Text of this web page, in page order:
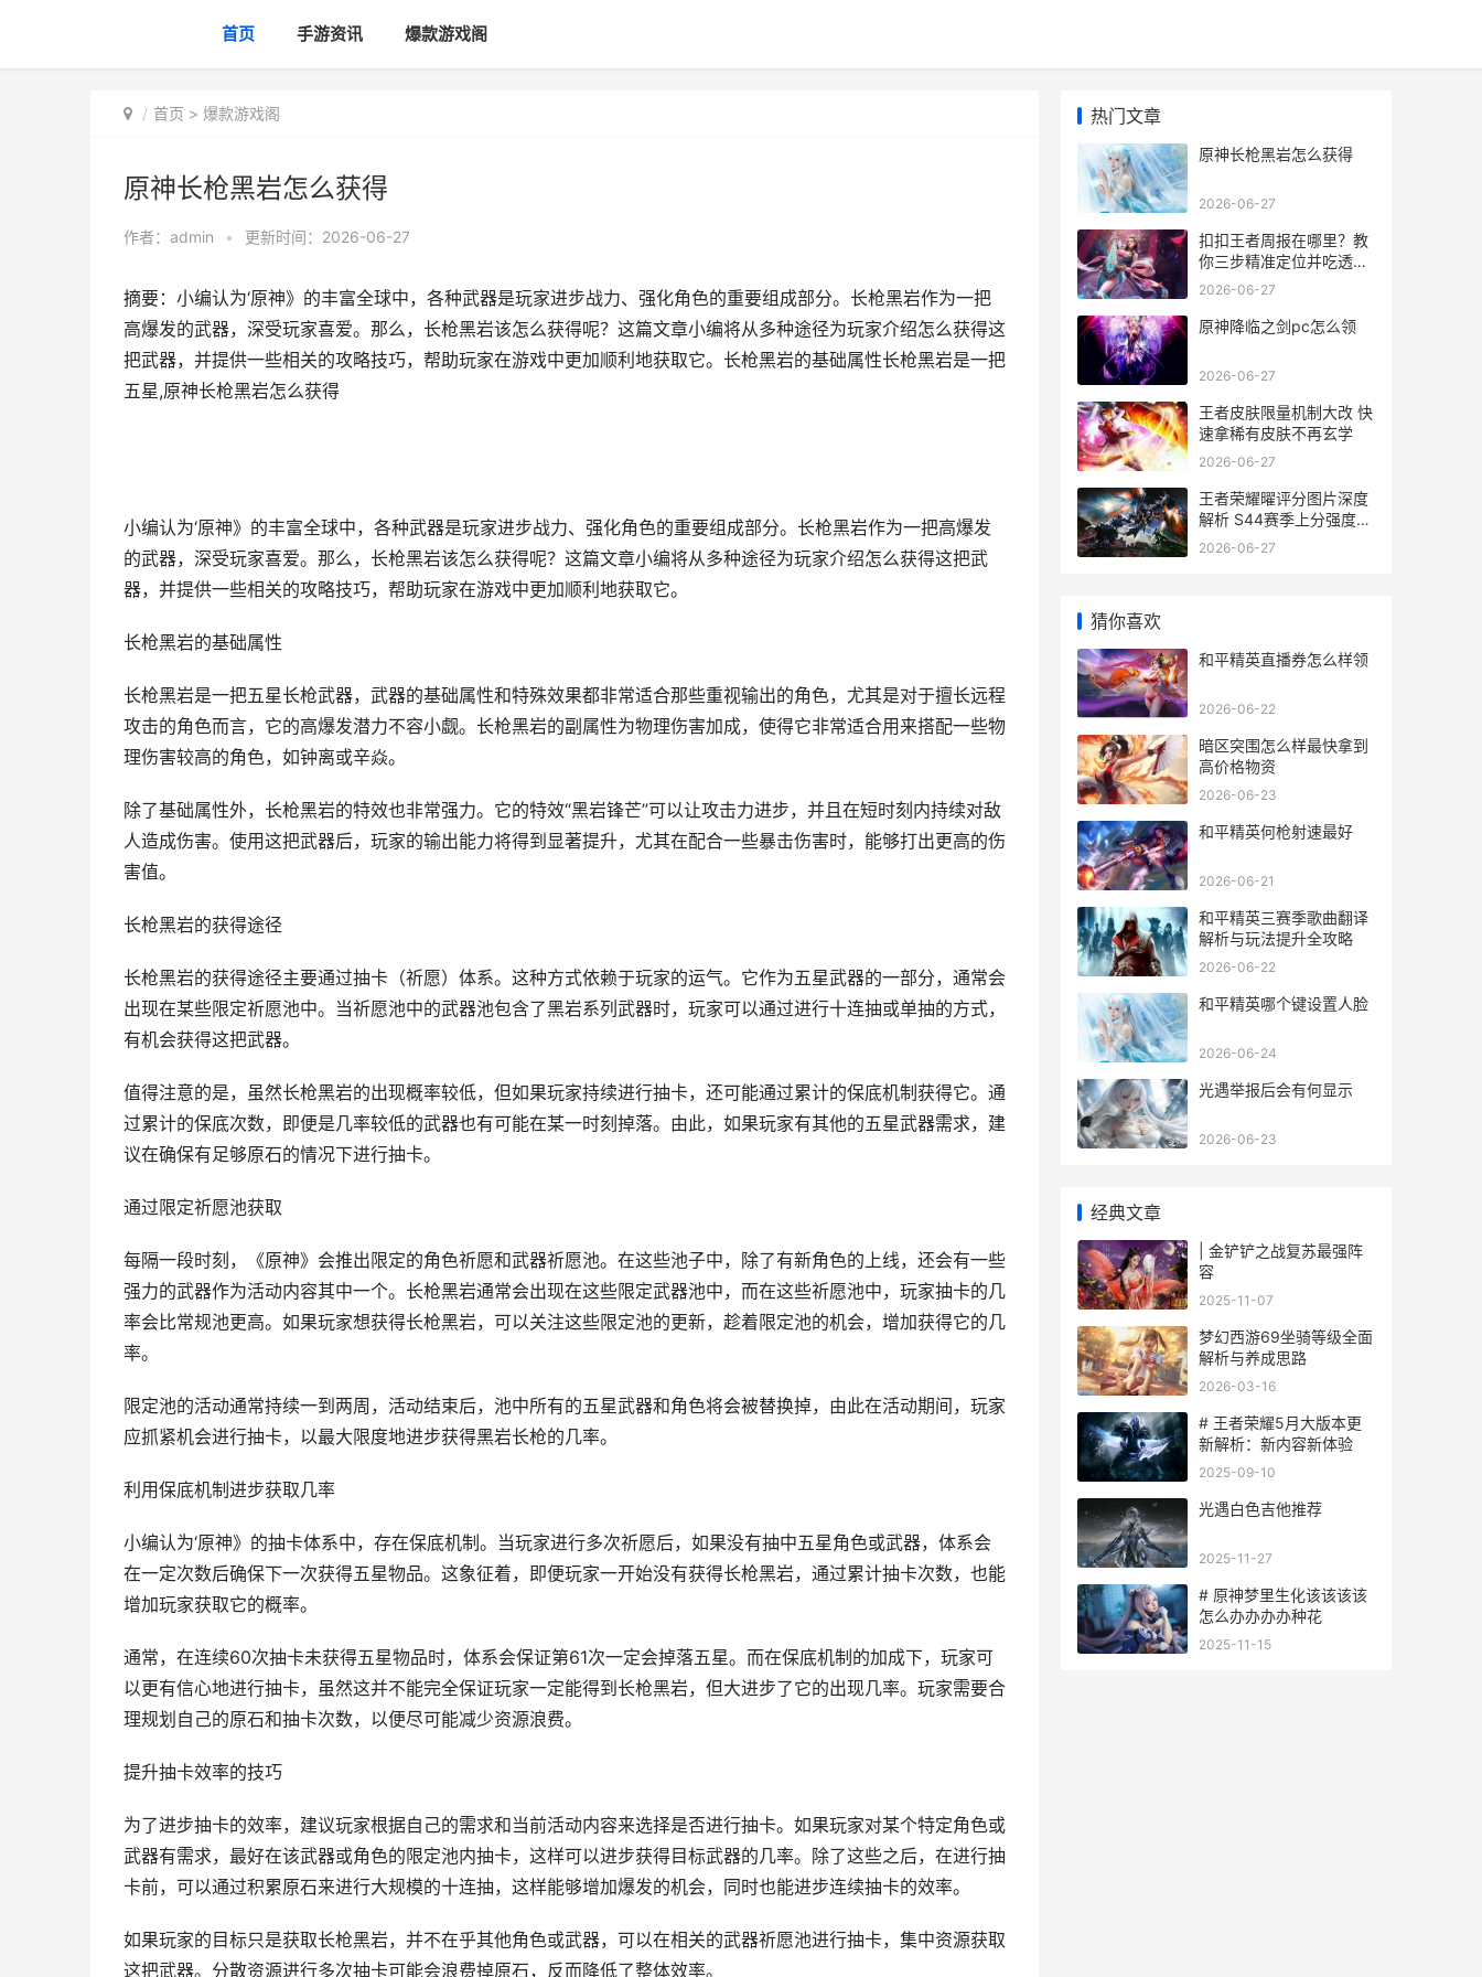
首页 手游资讯 爆款游戏阁
首页 > 爆款游戏阁
原神长枪黑岩怎么获得
作者： admin • 更新时间：2026-06-27
摘要：小编认为‘原神》的丰富全球中，各种武器是玩家进步战力、强化角色的重要组成部分。长枪黑岩作为一把
高爆发的武器，深受玩家喜爱。那么，长枪黑岩该怎么获得呢？这篇文章小编将从多种途径为玩家介绍怎么获得这
把武器，并提供一些相关的攻略技巧，帮助玩家在游戏中更加顺利地获取它。长枪黑岩的基础属性长枪黑岩是一把
五星,原神长枪黑岩怎么获得
小编认为‘原神》的丰富全球中，各种武器是玩家进步战力、强化角色的重要组成部分。长枪黑岩作为一把高爆发
的武器，深受玩家喜爱。那么，长枪黑岩该怎么获得呢？这篇文章小编将从多种途径为玩家介绍怎么获得这把武
器，并提供一些相关的攻略技巧，帮助玩家在游戏中更加顺利地获取它。
长枪黑岩的基础属性
长枪黑岩是一把五星长枪武器，武器的基础属性和特殊效果都非常适合那些重视输出的角色，尤其是对于擅长远程
攻击的角色而言，它的高爆发潜力不容小觑。长枪黑岩的副属性为物理伤害加成，使得它非常适合用来搭配一些物
理伤害较高的角色，如钟离或辛焱。
除了基础属性外，长枪黑岩的特效也非常强力。它的特效“黑岩锋芒”可以让攻击力进步，并且在短时刻内持续对敌
人造成伤害。使用这把武器后，玩家的输出能力将得到显著提升，尤其在配合一些暴击伤害时，能够打出更高的伤
害值。
长枪黑岩的获得途径
长枪黑岩的获得途径主要通过抽卡（祈愿）体系。这种方式依赖于玩家的运气。它作为五星武器的一部分，通常会
出现在某些限定祈愿池中。当祈愿池中的武器池包含了黑岩系列武器时，玩家可以通过进行十连抽或单抽的方式，
有机会获得这把武器。
值得注意的是，虽然长枪黑岩的出现概率较低，但如果玩家持续进行抽卡，还可能通过累计的保底机制获得它。通
过累计的保底次数，即便是几率较低的武器也有可能在某一时刻掉落。由此，如果玩家有其他的五星武器需求，建
议在确保有足够原石的情况下进行抽卡。
通过限定祈愿池获取
每隔一段时刻，《原神》会推出限定的角色祈愿和武器祈愿池。在这些池子中，除了有新角色的上线，还会有一些
强力的武器作为活动内容其中一个。长枪黑岩通常会出现在这些限定武器池中，而在这些祈愿池中，玩家抽卡的几
率会比常规池更高。如果玩家想获得长枪黑岩，可以关注这些限定池的更新，趁着限定池的机会，增加获得它的几
率。
限定池的活动通常持续一到两周，活动结束后，池中所有的五星武器和角色将会被替换掉，由此在活动期间，玩家
应抓紧机会进行抽卡，以最大限度地进步获得黑岩长枪的几率。
利用保底机制进步获取几率
小编认为‘原神》的抽卡体系中，存在保底机制。当玩家进行多次祈愿后，如果没有抽中五星角色或武器，体系会
在一定次数后确保下一次获得五星物品。这象征着，即便玩家一开始没有获得长枪黑岩，通过累计抽卡次数，也能
增加玩家获取它的概率。
通常，在连续60次抽卡未获得五星物品时，体系会保证第61次一定会掉落五星。而在保底机制的加成下，玩家可
以更有信心地进行抽卡，虽然这并不能完全保证玩家一定能得到长枪黑岩，但大进步了它的出现几率。玩家需要合
理规划自己的原石和抽卡次数，以便尽可能减少资源浪费。
提升抽卡效率的技巧
为了进步抽卡的效率，建议玩家根据自己的需求和当前活动内容来选择是否进行抽卡。如果玩家对某个特定角色或
武器有需求，最好在该武器或角色的限定池内抽卡，这样可以进步获得目标武器的几率。除了这些之后，在进行抽
卡前，可以通过积累原石来进行大规模的十连抽，这样能够增加爆发的机会，同时也能进步连续抽卡的效率。
如果玩家的目标只是获取长枪黑岩，并不在乎其他角色或武器，可以在相关的武器祈愿池进行抽卡，集中资源获取
这把武器。分散资源进行多次抽卡可能会浪费掉原石，反而降低了整体效率。
热门文章
原神长枪黑岩怎么获得
2026-06-27
扣扣王者周报在哪里？教
你三步精准定位并吃透数
据
2026-06-27
原神降临之剑pc怎么领
2026-06-27
王者皮肤限量机制大改 快
速拿稀有皮肤不再玄学
2026-06-27
王者荣耀曜评分图片深度
解析 S44赛季上分强度与
玩法指南
2026-06-27
猜你喜欢
和平精英直播券怎么样领
2026-06-22
暗区突围怎么样最快拿到
高价格物资
2026-06-23
和平精英何枪射速最好
2026-06-21
和平精英三赛季歌曲翻译
解析与玩法提升全攻略
2026-06-22
和平精英哪个键设置人脸
2026-06-24
光遇举报后会有何显示
2026-06-23
经典文章
| 金铲铲之战复苏最强阵
容
2025-11-07
梦幻西游69坐骑等级全面
解析与养成思路
2026-03-16
# 王者荣耀5月大版本更
新解析：新内容新体验
2025-09-10
光遇白色吉他推荐
2025-11-27
# 原神梦里生化该该该该
怎么办办办办种花
2025-11-15